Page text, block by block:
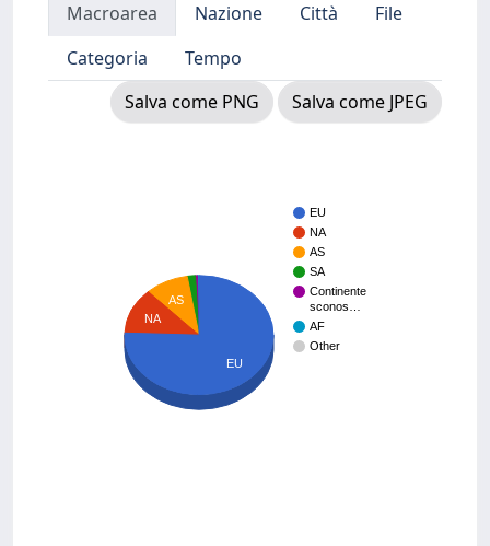
Macroarea Nazione Città
File
Categoria
Tempo
Salva come PNG
Salva come JPEG
EU
NA
AS
SA
Continente
sconos…
AF
Other
AS
NA
EU